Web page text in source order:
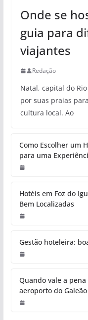
Onde se
guia para
viajantes
Redação
Natal, capital do
por suas praias
cultura local. Ao
Como Escolher um
para uma
Hotéis em Foz do
Bem Localizadas
Gestão hoteleira:
Quando vale a
aeroporto do